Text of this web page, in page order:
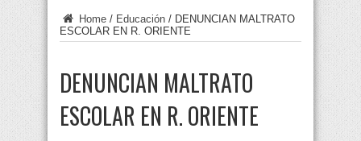
Home / Educación / DENUNCIAN MALTRATO
ESCOLAR EN R. ORIENTE
DENUNCIAN MALTRATO
ESCOLAR EN R. ORIENTE